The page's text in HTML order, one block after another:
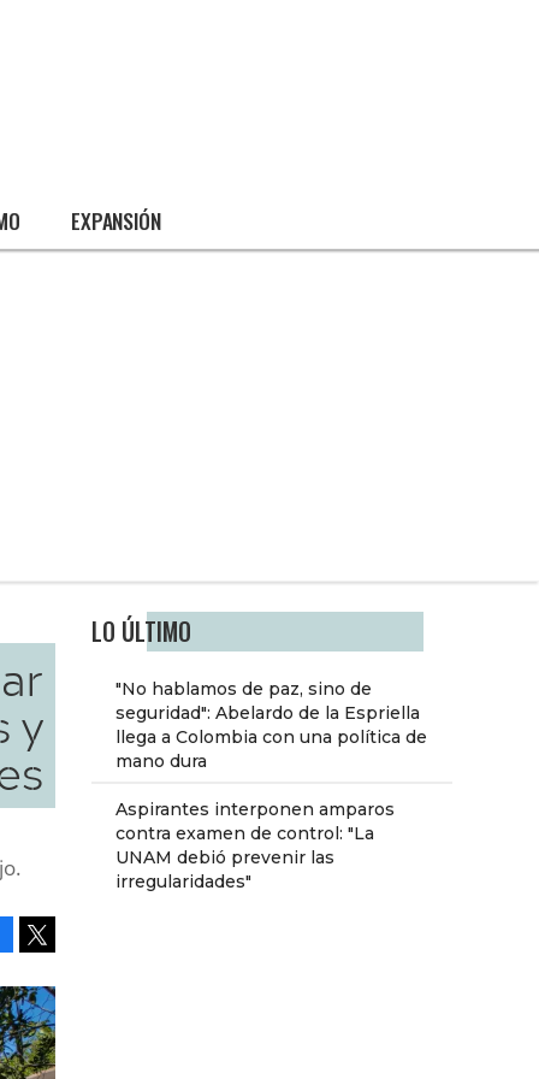
EXPANSIÓN
LO ÚLTIMO
"No hablamos de paz, sino de
seguridad": Abelardo de la Espriella
llega a Colombia con una política de
mano dura
Aspirantes interponen amparos
contra examen de control: "La
UNAM debió prevenir las
irregularidades"
y